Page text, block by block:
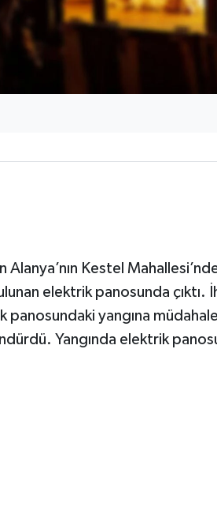
Alanya’nın Kestel
elektrik panosunda
yangına
Yangında elektrik